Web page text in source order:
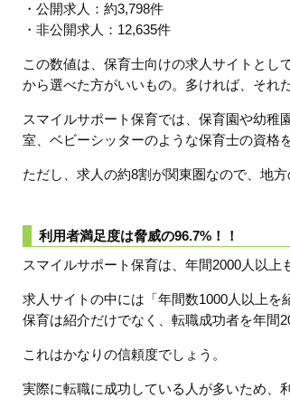
・公開求人：約3,798件
・非公開求人：12,635件
この数値は、保育士向けの求人サイトとし
から選べた方がいいもの。多ければ、それ
スマイルサポート保育では、保育園や幼稚
室、ベビーシッターのような保育士の資格
ただし、求人の約8割が関東圏なので、地
利用者満足度は脅威の96.7%！！
スマイルサポート保育は、年間2000人以上
求人サイトの中には「年間数1000人以上
保育は紹介だけでなく、転職成功者を年間
これはかなりの信頼度でしょう。
実際に転職に成功している人が多いため、